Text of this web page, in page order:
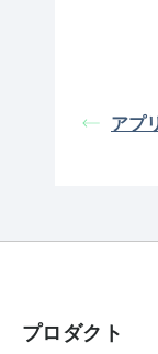
アプ
プロダクト